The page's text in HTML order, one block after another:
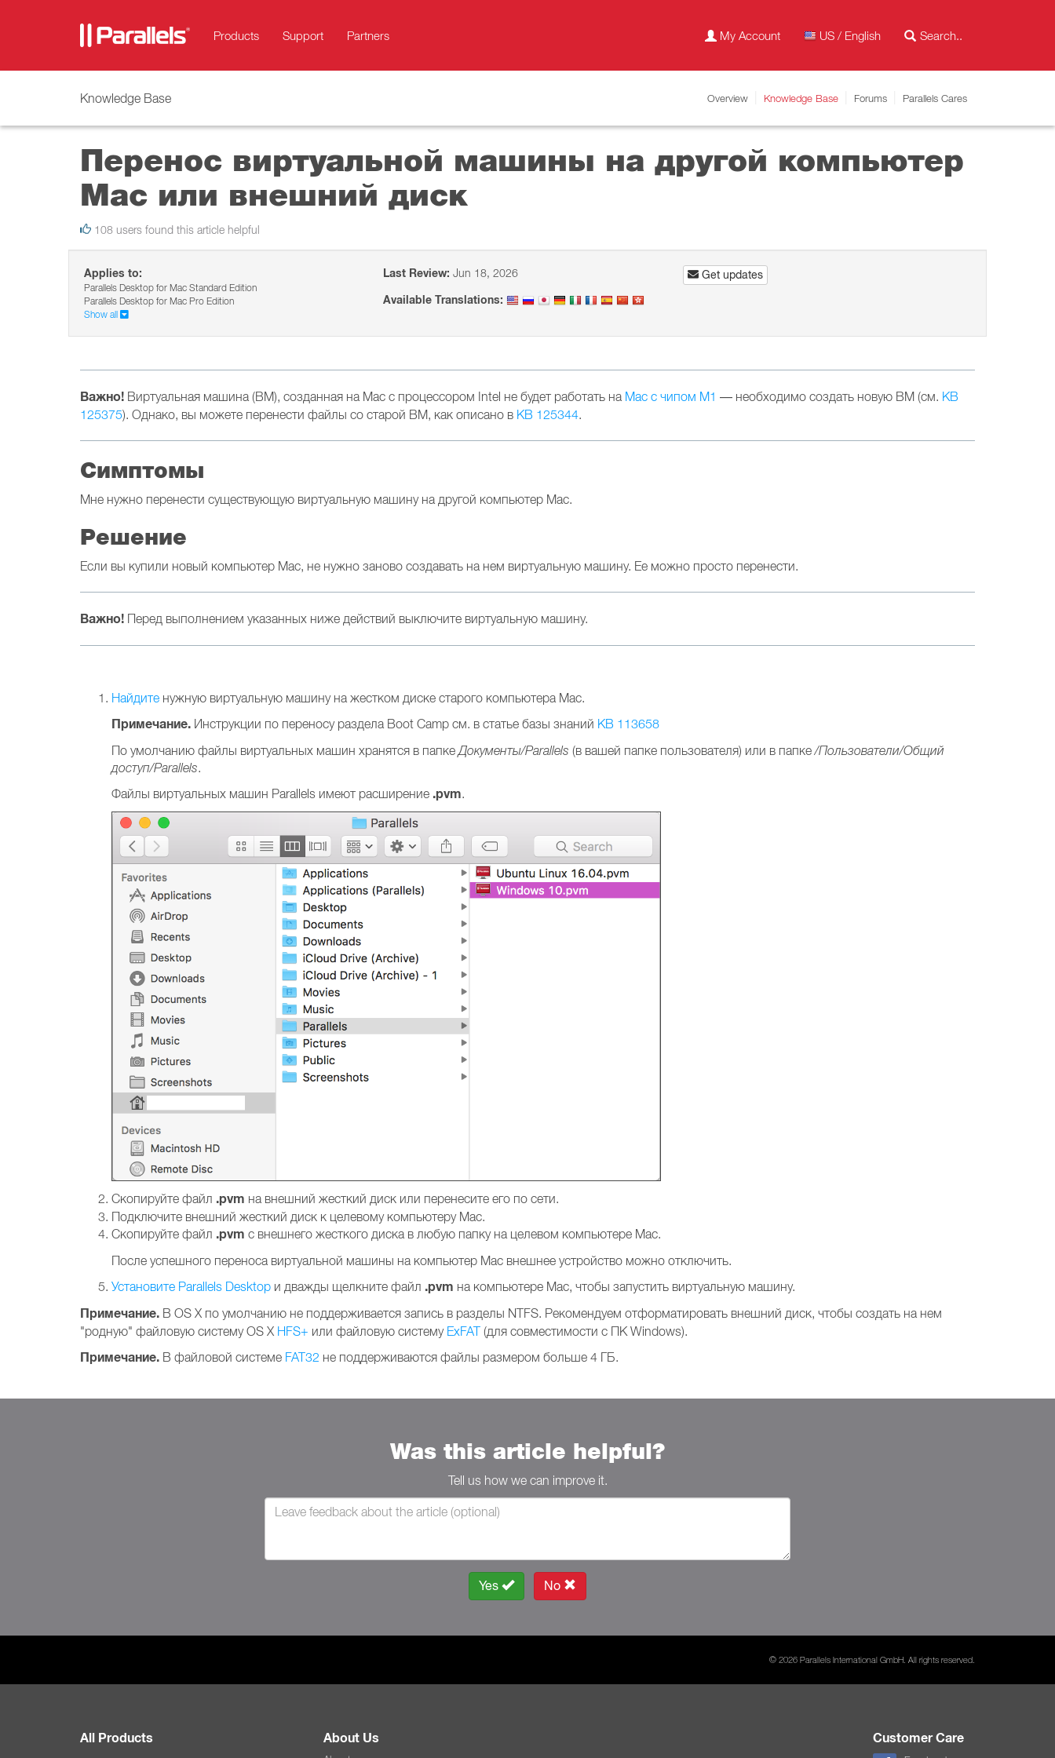
Products Support Partners My Account US / English
Knowledge Base Overview Knowledge Base Forums Parallels Cares
Перенос виртуальной машины на другой компьютер
Mac или внешний диск
108 users found this article helpful
Applies to:
Parallels Desktop for Mac Standard Edition
Parallels Desktop for Mac Pro Edition
Show all
Last Review: Jun 18, 2026
Available Translations:
Get updates
Важно! Виртуальная машина (ВМ), созданная на Mac с процессором Intel не будет работать на Mac с чипом M1 — необходимо создать новую ВМ (см. KB
125375). Однако, вы можете перенести файлы со старой ВМ, как описано в KB 125344.
Симптомы
Мне нужно перенести существующую виртуальную машину на другой компьютер Мас.
Решение
Если вы купили новый компьютер Мас, не нужно заново создавать на нем виртуальную машину. Ее можно просто перенести.
Важно! Перед выполнением указанных ниже действий выключите виртуальную машину.
Найдите нужную виртуальную машину на жестком диске старого компьютера Mac.
Примечание. Инструкции по переносу раздела Boot Camp см. в статье базы знаний KB 113658
По умолчанию файлы виртуальных машин хранятся в папке Документы/Parallels (в вашей папке пользователя) или в папке/Пользователи/Общий
доступ/Parallels.
Файлы виртуальных машин Parallels имеют расширение .pvm.
Скопируйте файл .pvm на внешний жесткий диск или перенесите его по сети.
Подключите внешний жесткий диск к целевому компьютеру Мас.
Скопируйте файл .pvm с внешнего жесткого диска в любую папку на целевом компьютере Mac.
После успешного переноса виртуальной машины на компьютер Mac внешнее устройство можно отключить.
Установите Parallels Desktop и дважды щелкните файл .pvm на компьютере Mac, чтобы запустить виртуальную машину.
Примечание. В OS X по умолчанию не поддерживается запись в разделы NTFS. Рекомендуем отформатировать внешний диск, чтобы создать на нем
"родную" файловую систему OS X HFS+ или файловую систему ExFAT (для совместимости с ПК Windows).
Примечание. В файловой системе FAT32 не поддерживаются файлы размером больше 4 ГБ.
Was this article helpful?
Tell us how we can improve it.
Yes No
© 2026 Parallels International GmbH. All rights reserved.
All Products About Us Customer Care